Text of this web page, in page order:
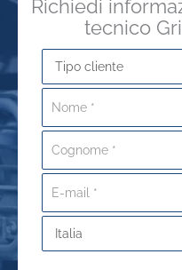
Richiedi
tecnico